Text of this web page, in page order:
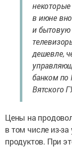
виюне
ибытовую
дешевле,
банком по
Вятского
Цены на
втом числе из-за
продуктов. При